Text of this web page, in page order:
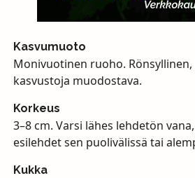
Kasvumuoto
Monivuotinen ruoho.
kasvustoja muodostava.
Korkeus
3–8 cm. Varsi lähes lehdetön
esilehdet sen puolivälissä tai
Kukka